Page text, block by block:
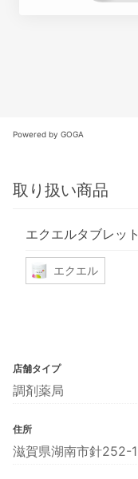
Powered by GOGA
取り扱い商品
エクエルタブレット
エクエル
店舗タイプ
調剤薬局
住所
滋賀県湖南市針252-1